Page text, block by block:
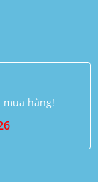
mua hàng!